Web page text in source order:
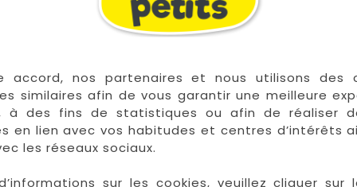
accord, nos partenaires et nous utilisons des
similaires afin de vous garantir une meilleure
à des fins de statistiques ou afin de réaliser
en lien avec vos habitudes et centres d’intérêts
les réseaux sociaux.
sur les cookies, veuillez cliquer sur
la Métropole,Voir CGV
les plus grandes marques de puériculture
la Réunion !
Réunion : Achat
Paul